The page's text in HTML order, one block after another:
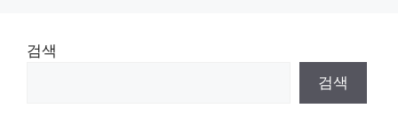
검색
검색